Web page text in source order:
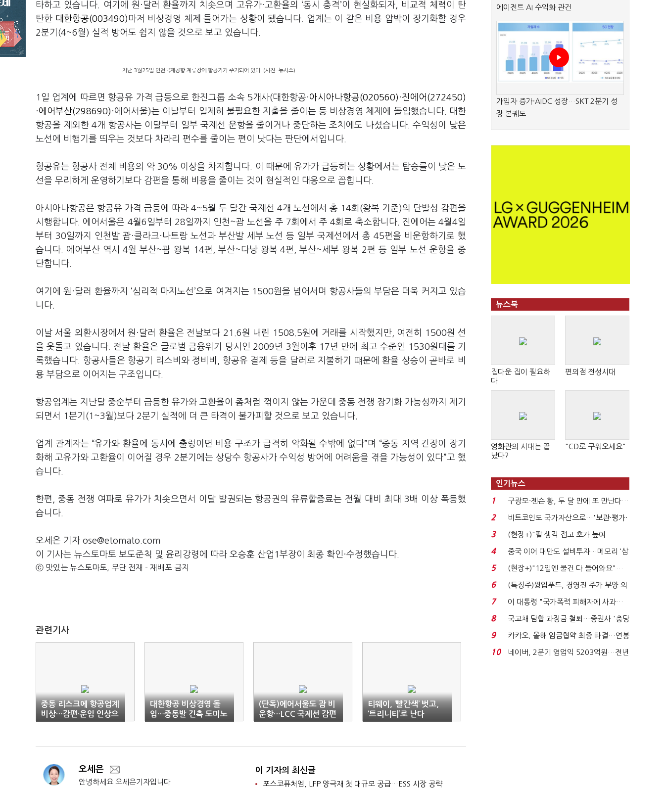
타하고 있습니다. 여기에 원·달러 환율까지 치솟으며 고유가·고환율의 ‘동시 충격’이 현실화되자, 비교적 체력이 탄
탄한 대한항공(003490)마저 비상경영 체제 들어가는 상황이 됐습니다. 업계는 이 같은 비용 압박이 장기화할 경우
2분기(4~6월) 실적 방어도 쉽지 않을 것으로 보고 있습니다.
지난 3월25일 인천국제공항 계류장에 항공기가 주기되어 있다. (사진=뉴시스)
1일 업계에 따르면 항공유 가격 급등으로 한진그룹 소속 5개사(대한항공·아시아나항공(020560) ·진에어(272450)
·에어부산(298690) ·에어서울)는 이날부터 일제히 불필요한 지출을 줄이는 등 비상경영 체제에 돌입했습니다. 대한
항공을 제외한 4개 항공사는 이달부터 일부 국제선 운항을 줄이거나 중단하는 조치에도 나섰습니다. 수익성이 낮은
노선에 비행기를 띄우는 것보다 차라리 편수를 줄이는 편이 낫다는 판단에서입니다.
항공유는 항공사 전체 비용의 약 30% 이상을 차지합니다. 이 때문에 유가가 급등하는 상황에서는 탑승률이 낮은 노
선을 무리하게 운영하기보다 감편을 통해 비용을 줄이는 것이 현실적인 대응으로 꼽힙니다.
아시아나항공은 항공유 가격 급등에 따라 4~5월 두 달간 국제선 4개 노선에서 총 14회(왕복 기준)의 단발성 감편을
시행합니다. 에어서울은 4월6일부터 28일까지 인천~괌 노선을 주 7회에서 주 4회로 축소합니다. 진에어는 4월4일
부터 30일까지 인천발 괌·클라크·나트랑 노선과 부산발 세부 노선 등 일부 국제선에서 총 45편을 비운항하기로 했
습니다. 에어부산 역시 4월 부산~괌 왕복 14편, 부산~다낭 왕복 4편, 부산~세부 왕복 2편 등 일부 노선 운항을 중
단합니다.
여기에 원·달러 환율까지 ‘심리적 마지노선’으로 여겨지는 1500원을 넘어서며 항공사들의 부담은 더욱 커지고 있습
니다.
이날 서울 외환시장에서 원·달러 환율은 전날보다 21.6원 내린 1508.5원에 거래를 시작했지만, 여전히 1500원 선
을 웃돌고 있습니다. 전날 환율은 글로벌 금융위기 당시인 2009년 3월이후 17년 만에 최고 수준인 1530원대를 기
록했습니다. 항공사들은 항공기 리스비와 정비비, 항공유 결제 등을 달러로 지불하기 떄문에 환율 상승이 곧바로 비
용 부담으로 이어지는 구조입니다.
항공업계는 지난달 중순부터 급등한 유가와 고환율이 좀처럼 꺾이지 않는 가운데 중동 전쟁 장기화 가능성까지 제기
되면서 1분기(1~3월)보다 2분기 실적에 더 큰 타격이 불가피할 것으로 보고 있습니다.
업계 관계자는 “유가와 환율에 동시에 출렁이면 비용 구조가 급격히 악화될 수밖에 없다”며 “중동 지역 긴장이 장기
화해 고유가와 고환율이 이어질 경우 2분기에는 상당수 항공사가 수익성 방어에 어려움을 겪을 가능성이 있다”고 했
습니다.
한편, 중동 전쟁 여파로 유가가 치솟으면서 이달 발권되는 항공권의 유류할증료는 전월 대비 최대 3배 이상 폭등했
습니다.
오세은 기자 ose@etomato.com
이 기사는 뉴스토마토 보도준칙 및 윤리강령에 따라 오승훈 산업1부장이 최종 확인·수정했습니다.
ⓒ 맛있는 뉴스토마토, 무단 전재 - 재배포 금지
관련기사
중동 리스크에 항공업계
비상…감편·운임 인상으
로 수익 방어 총력
대한항공 비상경영 돌
입…중동발 긴축 도미노
(단독)에어서울도 괌 비
운항…LCC 국제선 감편
도미노
티웨이, ‘빨간색’ 벗고,
‘트리니티’로 난다
오세은
안녕하세요 오세은기자입니다
이 기자의 최신글
포스코퓨처엠, LFP 양극재 첫 대규모 공급…ESS 시장 공략
에이전트 AI 수익화 관건
가입자 증가·AIDC 성장…SKT 2분기 성
장 본궤도
뉴스북
집다운 집이 필요하
다
편의점 전성시대
영화관의 시대는 끝
났다?
"CD로 구워오세요"
인기뉴스
1
구광모-젠슨 황, 두 달 만에 또 만난다…
로봇·AI 등 논...
2
비트코인도 국가자산으로…'보관·평가·
처분' 기준은 ...
3
(현장+)"팔 생각 접고 호가 높여
요"…'덜 똘똘한 한 채' 20...
4
중국 이어 대만도 설비투자…메모리 ‘삼
국전쟁’
5
(현장+)"12일엔 물건 다 들어와요"…
빈 매대 채우며 문 연 ...
6
(특징주)윙입푸드, 경영진 주가 부양 의
지에 상한가...
7
이 대통령 "국가폭력 피해자에 사과…
적극적 조사로 진...
8
국고채 담합 과징금 철퇴…증권사 '충당
금 폭탄' 우려...
9
카카오, 올해 임금협약 최종 타결…연봉
6.3% 인상·격려...
10
네이버, 2분기 영업익 5203억원…전년